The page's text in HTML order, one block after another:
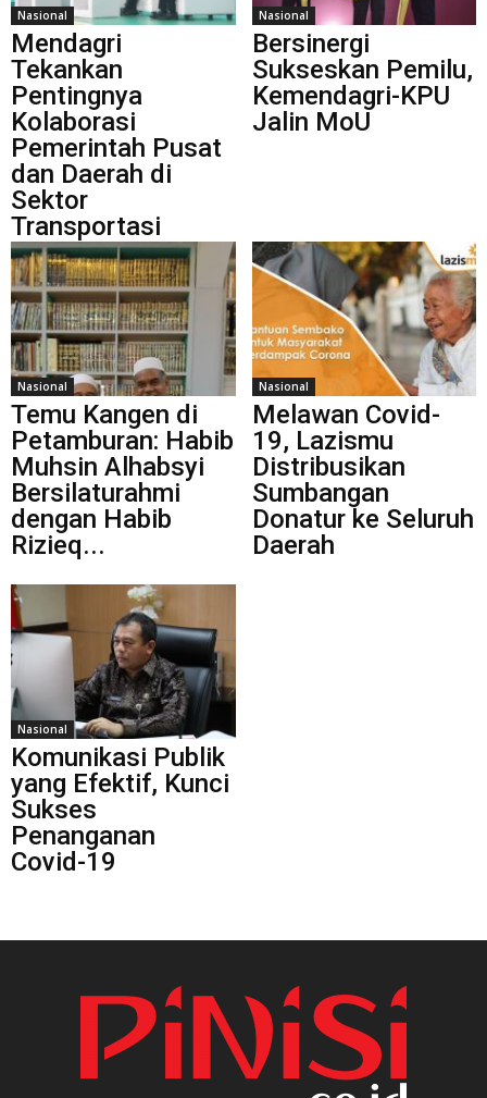
Nasional
Mendagri
Tekankan
Pentingnya
Kolaborasi
Pemerintah Pusat
dan Daerah di
Sektor
Transportasi
Nasional
Bersinergi
Sukseskan Pemilu,
Kemendagri-KPU
Jalin MoU
Nasional
Temu Kangen di
Petamburan: Habib
Muhsin Alhabsyi
Bersilaturahmi
dengan Habib
Rizieq...
Nasional
Melawan Covid-
19, Lazismu
Distribusikan
Sumbangan
Donatur ke Seluruh
Daerah
Nasional
Komunikasi Publik
yang Efektif, Kunci
Sukses
Penanganan
Covid-19